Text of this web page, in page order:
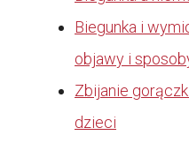
Biegunka i
objawy i
Zbijanie
dzieci